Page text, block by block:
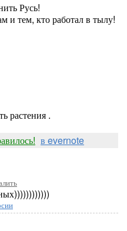
Русь!
и тем, кто работал в тылу!
растения .
в evernote